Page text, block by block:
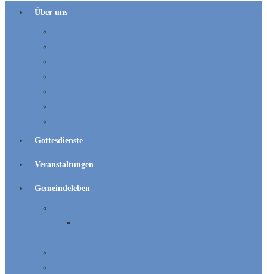
Über uns
Gottesdienste
Veranstaltungen
Gemeindeleben